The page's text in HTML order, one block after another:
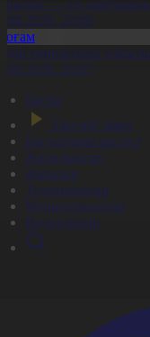
— ел дамуының
20:09
импортына
20:07
Басты
Тікелей эфир
Бағдарлама кестесі
Жаңалықтар
Жобалар
Телехикаялар
Мультсериалдар
Видеоархив